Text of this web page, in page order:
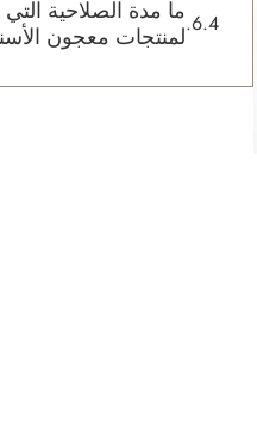
ما مدة الصلاحية
لمنتجات معجون